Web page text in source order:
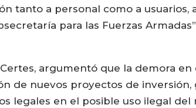
tanto a personal como a usuarios,
para las Fuerzas
argumentó que la demora en
de nuevos proyectos de
legales en el posible uso ilegal del